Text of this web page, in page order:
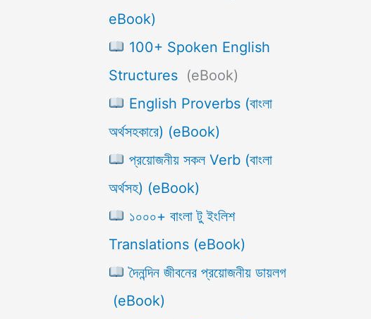
eBook)
100+ Spoken English
Structures (eBook)
English Proverbs (বাংলা
অর্থসহকারে) (eBook)
প্রয়োজনীয় সকল Verb (বাংলা
অর্থসহ) (eBook)
১০০০+ বাংলা টু ইংলিশ
Translations (eBook)
দৈনন্দিন জীবনের প্রয়োজনীয় ডায়লগ
(eBook)